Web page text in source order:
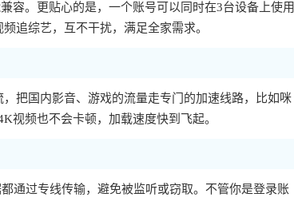
容。更贴心的是，一个账号可以同时在3台设备上使用
追综艺，互不干扰，满足全家需求。
把国内影音、游戏的流量走专门的加速线路，比如咪
视频也不会卡顿，加载速度快到飞起。
通过专线传输，避免被监听或窃取。不管你是登录账